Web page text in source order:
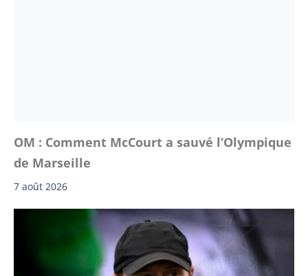
OM : Comment McCourt a sauvé l’Olympique
de Marseille
7 août 2026